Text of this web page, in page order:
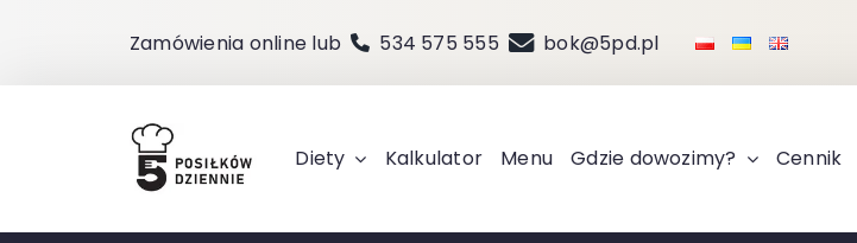
zawartości
Zamówienia online lub 534 575 555 bok@5pd.pl
Diety Kalkulator Menu Gdzie dowozimy? Cennik